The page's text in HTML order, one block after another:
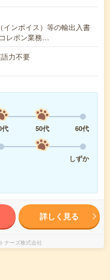
インボイス）等の輸出入書
レポン業務…
力不要
代 50代
60代
しずか
詳しく見る
ナーズ株式会社